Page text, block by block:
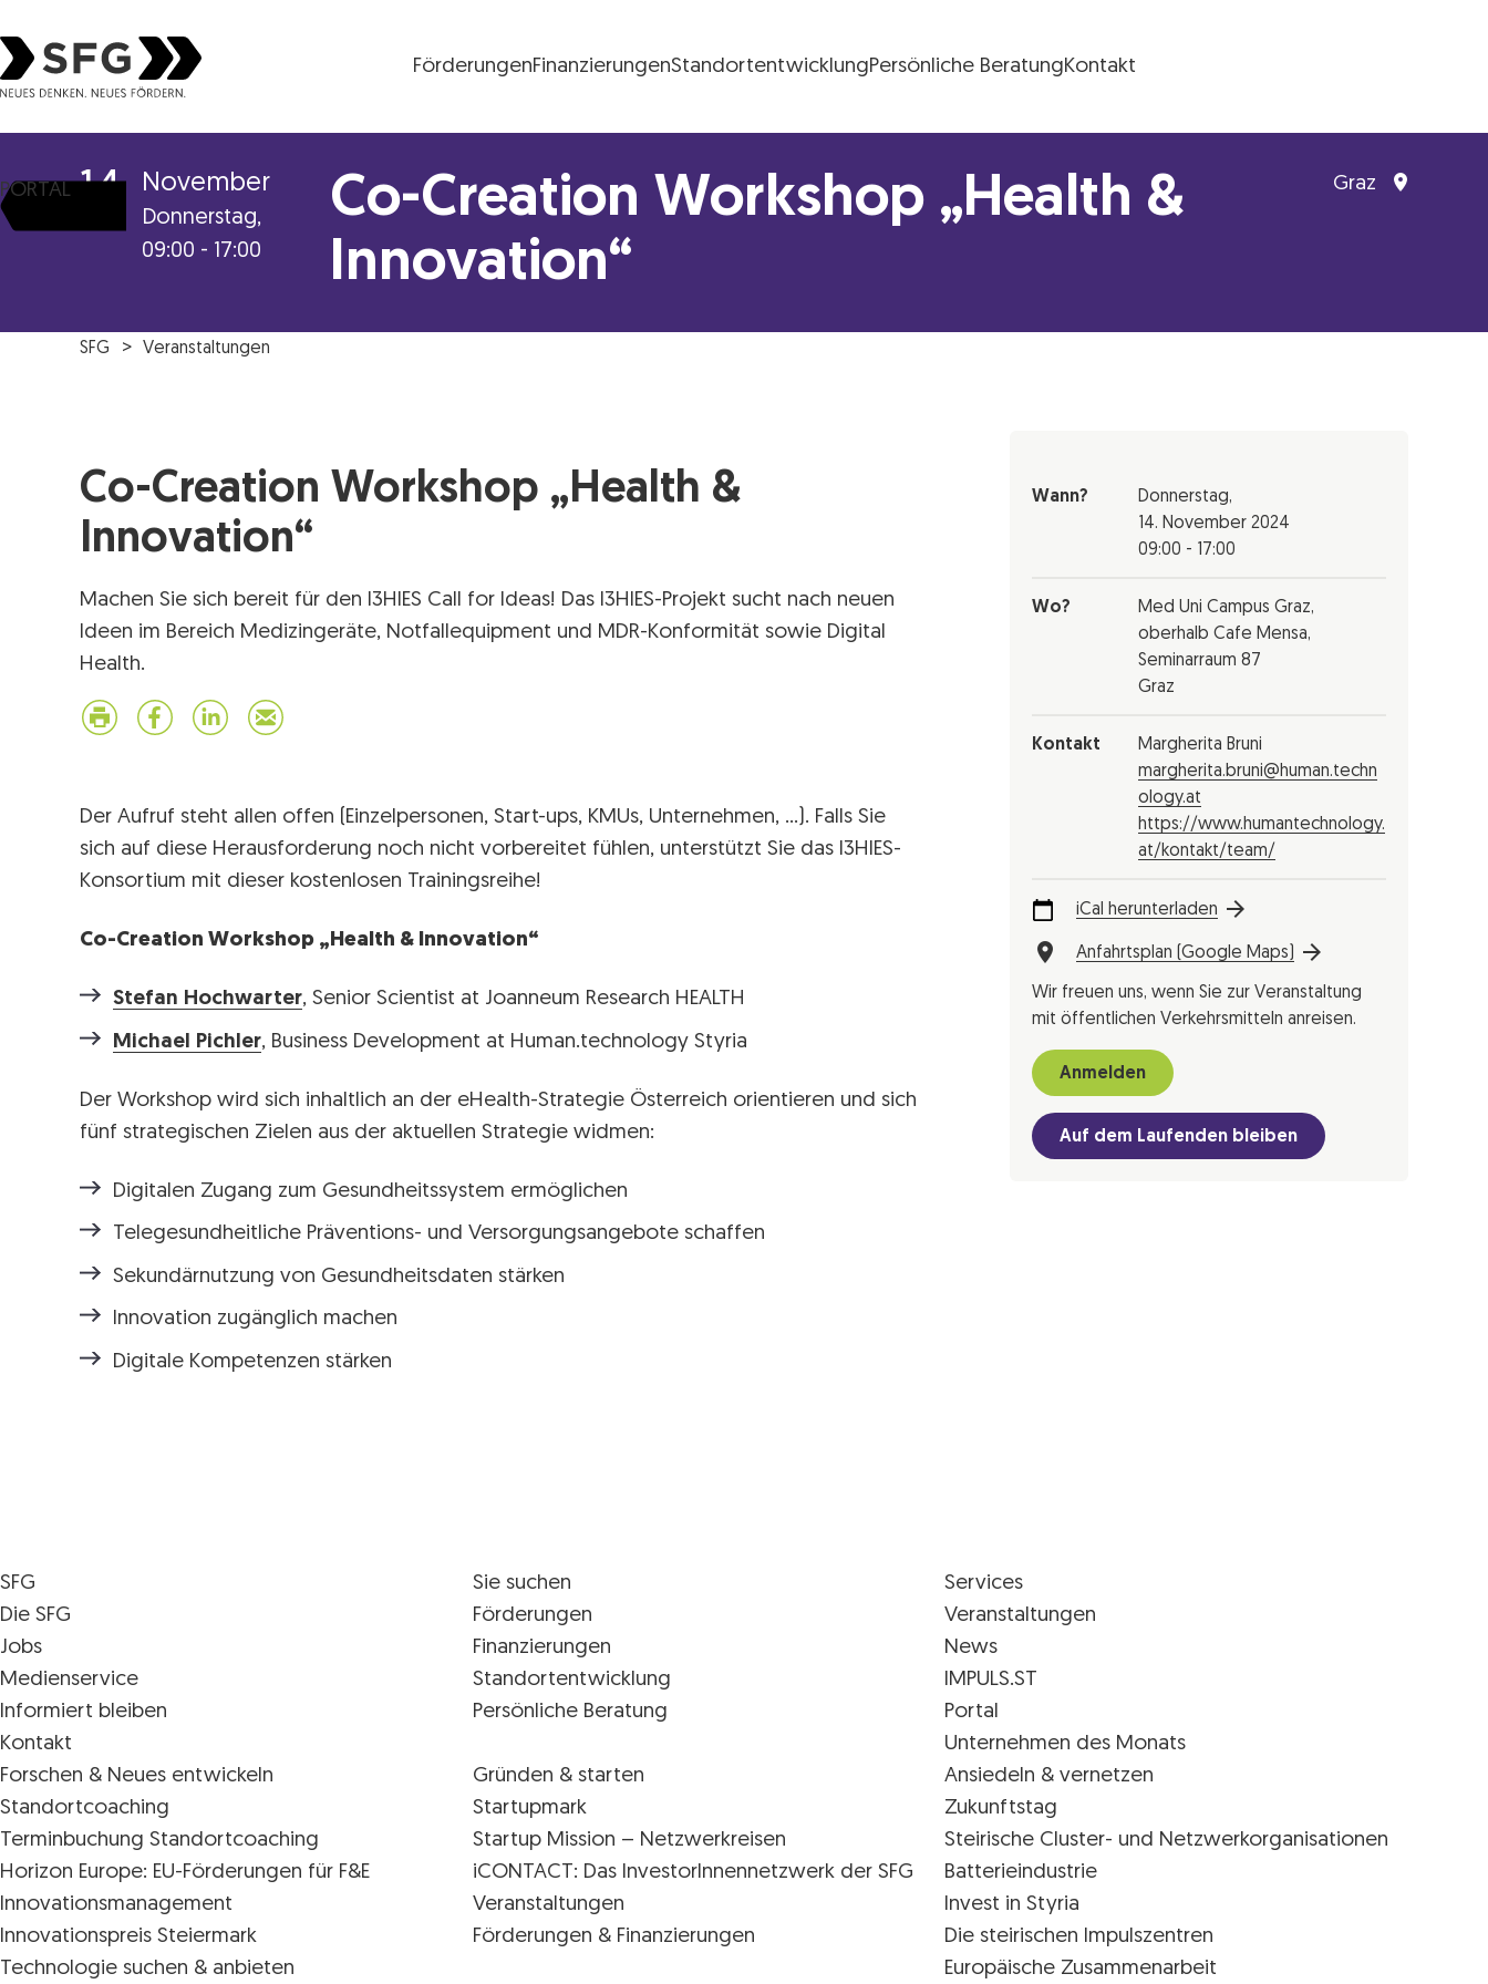
FörderungenFinanzierungenStandortentwicklungPersönliche BeratungKontakt
PORTAL 14 November
Donnerstag,
09:00 - 17:00
Co-Creation Workshop „Health &
Innovation“
Graz
SFG Veranstaltungen
Co-Creation Workshop „Health &
Innovation“
Machen Sie sich bereit für den I3HIES Call for Ideas! Das I3HIES-Projekt sucht nach neuen
Ideen im Bereich Medizingeräte, Notfallequipment und MDR-Konformität sowie Digital
Health.
Der Aufruf steht allen offen (Einzelpersonen, Start-ups, KMUs, Unternehmen, …). Falls Sie
sich auf diese Herausforderung noch nicht vorbereitet fühlen, unterstützt Sie das I3HIES-
Konsortium mit dieser kostenlosen Trainingsreihe!
Co-Creation Workshop „Health & Innovation“
Stefan Hochwarter, Senior Scientist at Joanneum Research HEALTH
Michael Pichler, Business Development at Human.technology Styria
Der Workshop wird sich inhaltlich an der eHealth-Strategie Österreich orientieren und sich
fünf strategischen Zielen aus der aktuellen Strategie widmen:
Digitalen Zugang zum Gesundheitssystem ermöglichen
Telegesundheitliche Präventions- und Versorgungsangebote schaffen
Sekundärnutzung von Gesundheitsdaten stärken
Innovation zugänglich machen
Digitale Kompetenzen stärken
Wann?
Donnerstag,
14. November 2024
09:00 - 17:00
Wo?
Med Uni Campus Graz,
oberhalb Cafe Mensa,
Seminarraum 87
Graz
Kontakt
Margherita Bruni
margherita.bruni@human.techn
ology.at
https://www.humantechnology.
at/kontakt/team/
iCal herunterladen
Anfahrtsplan (Google Maps)
Wir freuen uns, wenn Sie zur Veranstaltung
mit öffentlichen Verkehrsmitteln anreisen.
Anmelden
Auf dem Laufenden bleiben
SFG
Die SFG
Jobs
Medienservice
Informiert bleiben
Kontakt
Sie suchen
Förderungen
Finanzierungen
Standortentwicklung
Persönliche Beratung
Services
Veranstaltungen
News
IMPULS.ST
Portal
Unternehmen des Monats
Forschen & Neues entwickeln
Standortcoaching
Terminbuchung Standortcoaching
Horizon Europe: EU-Förderungen für F&E
Innovations­management
Innovationspreis Steiermark
Technologie suchen & anbieten
Gründen & starten
Startupmark
Startup Mission – Netzwerkreisen
iCONTACT: Das InvestorInnennetzwerk der SFG
Veranstaltungen
Förderungen & Finanzierungen
Ansiedeln & vernetzen
Zukunftstag
Steirische Cluster- und Netzwerkorganisationen
Batterieindustrie
Invest in Styria
Die steirischen Impulszentren
Europäische Zusammenarbeit